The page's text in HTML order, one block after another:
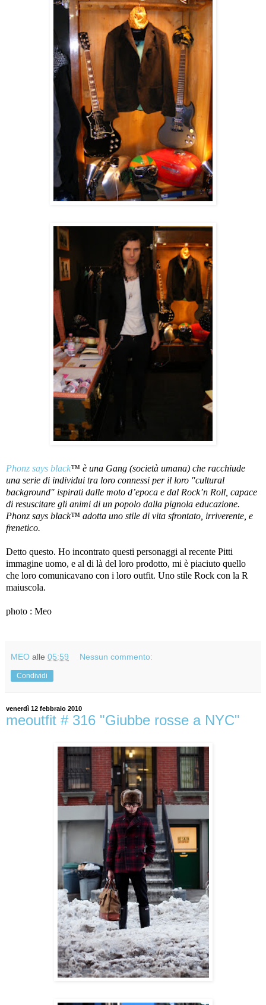
Phonz says black™ è una Gang (società umana) che racchiude
una serie di individui tra loro connessi per il loro "cultural
background" ispirati dalle moto d’epoca e dal Rock’n Roll, capace
di resuscitare gli animi di un popolo dalla pignola educazione.
Phonz says black™ adotta uno stile di vita sfrontato, irriverente, e
frenetico.
Detto questo. Ho incontrato questi personaggi al recente Pitti
immagine uomo, e al di là del loro prodotto, mi è piaciuto quello
che loro comunicavano con i loro outfit. Uno stile Rock con la R
maiuscola.
photo : Meo
MEO alle 05:59 Nessun commento:
Condividi
venerdì 12 febbraio 2010
meoutfit # 316 "Giubbe rosse a NYC"